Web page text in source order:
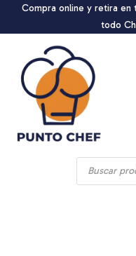
Compra online y retira en
todo
Búsqueda